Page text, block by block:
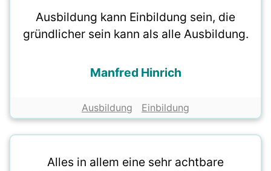
Ausbildung kann Einbildung sein, die
gründlicher sein kann als alle Ausbildung.
Manfred Hinrich
Ausbildung Einbildung
Alles in allem eine sehr achtbare